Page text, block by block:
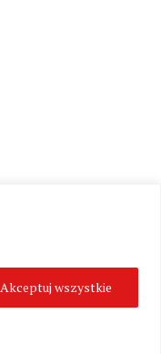
Akceptuj wszystkie